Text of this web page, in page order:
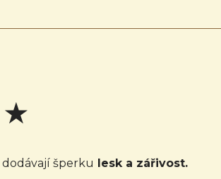
★
šperku lesk a zářivost.